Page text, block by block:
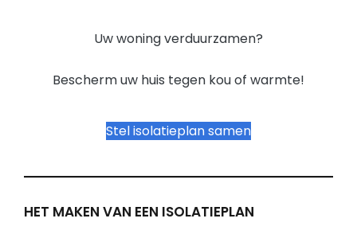
Uw woning verduurzamen?
Bescherm uw huis tegen kou of warmte!
Stel isolatieplan samen
HET MAKEN VAN EEN ISOLATIEPLAN